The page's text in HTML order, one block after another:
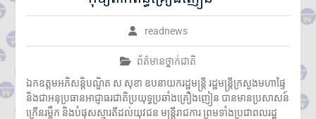
readnews
ព័ត៌មានថ្នាក់ជាតិ
ឯកឧត្តមអភិសន្តិបណ្ឌិត ស សុខា ឧបនាយករដ្ឋមន្ត្រី រដ្ឋមន្ត្រីក្រសួងមហាផ្ទៃ
និងជាអនុប្រធានអាជ្ញាធរជាតិប្រយុទ្ធប្រឆាំងគ្រឿងញៀន បានមានប្រសាសន៍
ក្រើនរម្លឹក និងបំផុសស្មារតីដល់យុវជន មន្ត្រីរាជការ ព្រមទាំងប្រជាពលរដ្ឋ